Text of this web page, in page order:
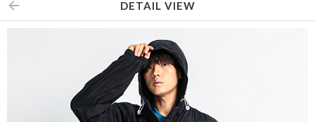
DETAIL VIEW